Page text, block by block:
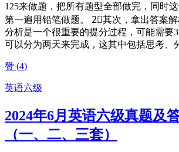
125来做题，把所有题型全部做完，同时
第一遍用铅笔做题。 2⃣️其次，拿出答案
分析是一个很重要的提分过程，可能需要
可以分为两天来完成，这其中包括思考、
赞 (4)
英语六级
2024年6月英语六级真题及
（一、二、三套）